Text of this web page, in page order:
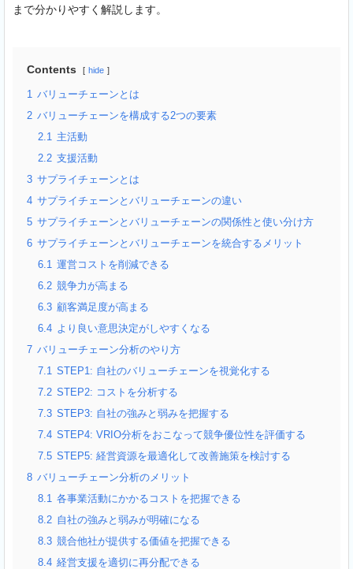
まで分かりやすく解説します。
Contents hide
1 バリューチェーンとは
2 バリューチェーンを構成する2つの要素
2.1 主活動
2.2 支援活動
3 サプライチェーンとは
4 サプライチェーンとバリューチェーンの違い
5 サプライチェーンとバリューチェーンの関係性と使い分け方
6 サプライチェーンとバリューチェーンを統合するメリット
6.1 運営コストを削減できる
6.2 競争力が高まる
6.3 顧客満足度が高まる
6.4 より良い意思決定がしやすくなる
7 バリューチェーン分析のやり方
7.1 STEP1: 自社のバリューチェーンを視覚化する
7.2 STEP2: コストを分析する
7.3 STEP3: 自社の強みと弱みを把握する
7.4 STEP4: VRIO分析をおこなって競争優位性を評価する
7.5 STEP5: 経営資源を最適化して改善施策を検討する
8 バリューチェーン分析のメリット
8.1 各事業活動にかかるコストを把握できる
8.2 自社の強みと弱みが明確になる
8.3 競合他社が提供する価値を把握できる
8.4 経営支援を適切に再分配できる